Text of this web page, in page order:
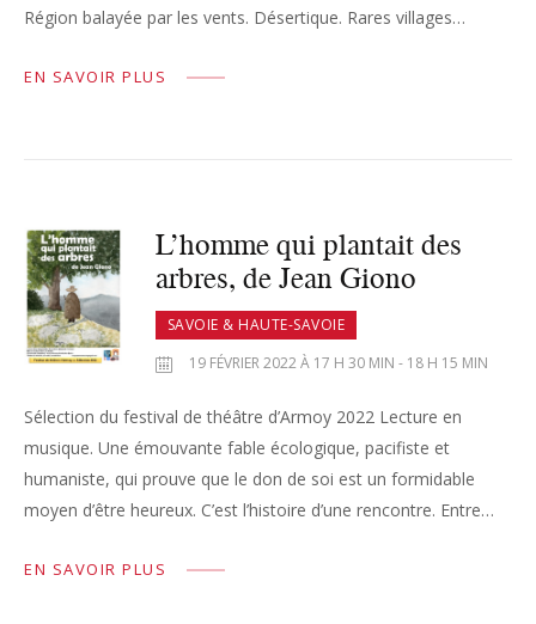
Région balayée par les vents. Désertique. Rares villages…
EN SAVOIR PLUS
L’homme qui plantait des
arbres, de Jean Giono
SAVOIE & HAUTE-SAVOIE
19 FÉVRIER 2022 À 17 H 30 MIN - 18 H 15 MIN
Sélection du festival de théâtre d’Armoy 2022 Lecture en
musique. Une émouvante fable écologique, pacifiste et
humaniste, qui prouve que le don de soi est un formidable
moyen d’être heureux. C’est l’histoire d’une rencontre. Entre…
EN SAVOIR PLUS